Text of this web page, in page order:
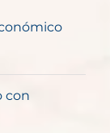
con